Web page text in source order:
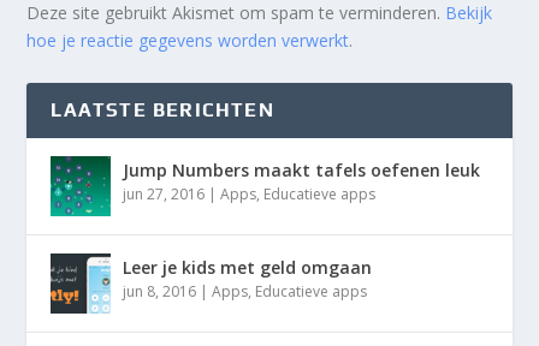
Deze site gebruikt Akismet om spam te verminderen. Bekijk
hoe je reactie gegevens worden verwerkt.
LAATSTE BERICHTEN
Jump Numbers maakt tafels oefenen leuk
jun 27, 2016 |Apps, Educatieve apps
Leer je kids met geld omgaan
jun 8, 2016 |Apps, Educatieve apps